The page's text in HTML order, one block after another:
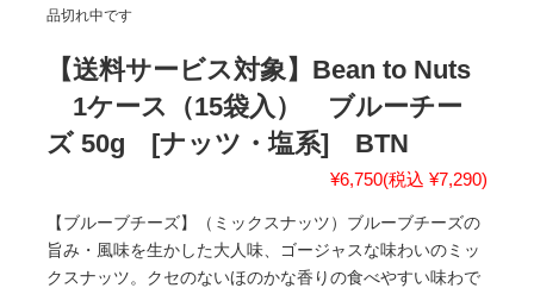
品切れ中です
【送料サービス対象】Bean to Nuts
1ケース（15袋入） ブルーチー
ズ 50g [ナッツ・塩系] BTN
¥6,750(税込 ¥7,290)
【ブルーブチーズ】（ミックスナッツ）ブルーブチーズの
旨み・風味を生かした大人味、ゴージャスな味わいのミッ
クスナッツ。クセのないほのかな香りの食べやすい味わで